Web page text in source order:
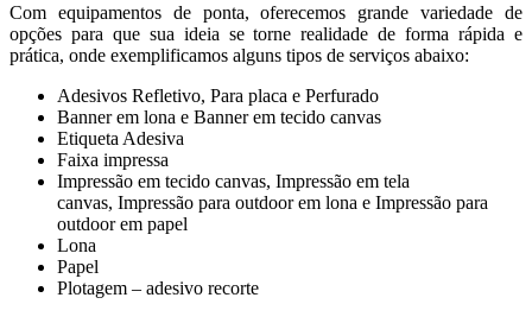
Com equipamentos de ponta, oferecemos grande variedade de
opções para que sua ideia se torne realidade de forma rápida e
prática, onde exemplificamos alguns tipos de serviços abaixo:
Adesivos Refletivo, Para placa e Perfurado
Banner em lona e Banner em tecido canvas
Etiqueta Adesiva
Faixa impressa
Impressão em tecido canvas, Impressão em tela
canvas, Impressão para outdoor em lona e Impressão para
outdoor em papel
Lona
Papel
Plotagem – adesivo recorte